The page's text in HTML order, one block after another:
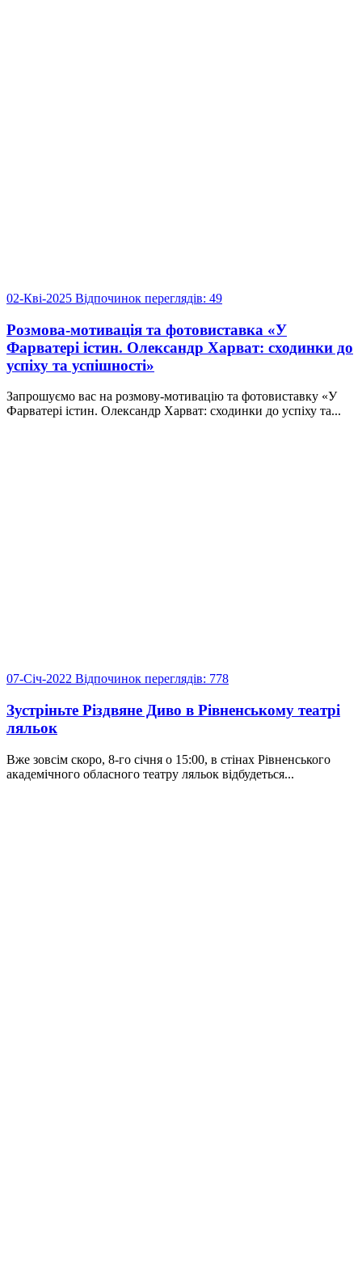
02-Кві-2025 Відпочинок переглядів: 49
Розмова-мотивація та фотовиставка «У
Фарватері істин. Олександр Харват: сходинки до
успіху та успішності»
Запрошуємо вас на розмову-мотивацію та фотовиставку «У
Фарватері істин. Олександр Харват: сходинки до успіху та...
07-Січ-2022 Відпочинок переглядів: 778
Зустріньте Різдвяне Диво в Рівненському театрі
ляльок
Вже зовсім скоро, 8-го січня о 15:00, в стінах Рівненського
академічного обласного театру ляльок відбудеться...